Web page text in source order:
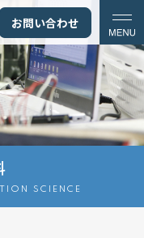
お問い合わせ
SCIENCE